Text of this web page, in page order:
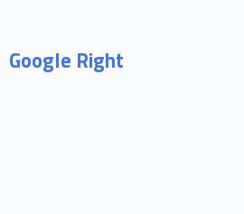
Google Right